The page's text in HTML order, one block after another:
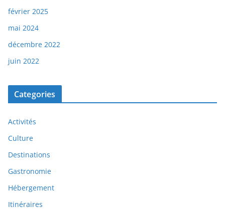
février 2025
mai 2024
décembre 2022
juin 2022
Categories
Activités
Culture
Destinations
Gastronomie
Hébergement
Itinéraires